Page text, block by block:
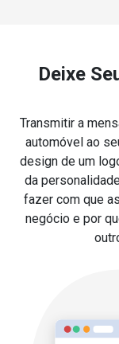
Deixe
Transmitir a
automóvel ao
design de um
da
fazer com que
negócio e por